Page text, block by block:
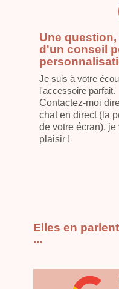
Une
d'un conseil
Je suis à votre
l'accessoire parfait.
Contactez-moi
chat en direct (la
de votre écran),
plaisir !
Elles en
...